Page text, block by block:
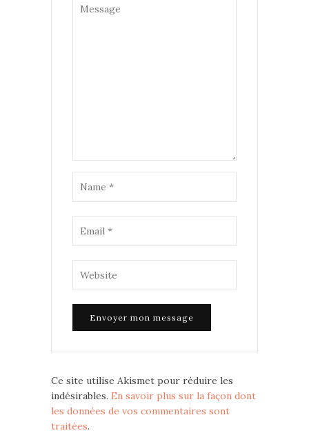
Ce site utilise Akismet pour réduire les
indésirables. En savoir plus sur la façon dont
les données de vos commentaires sont
traitées.